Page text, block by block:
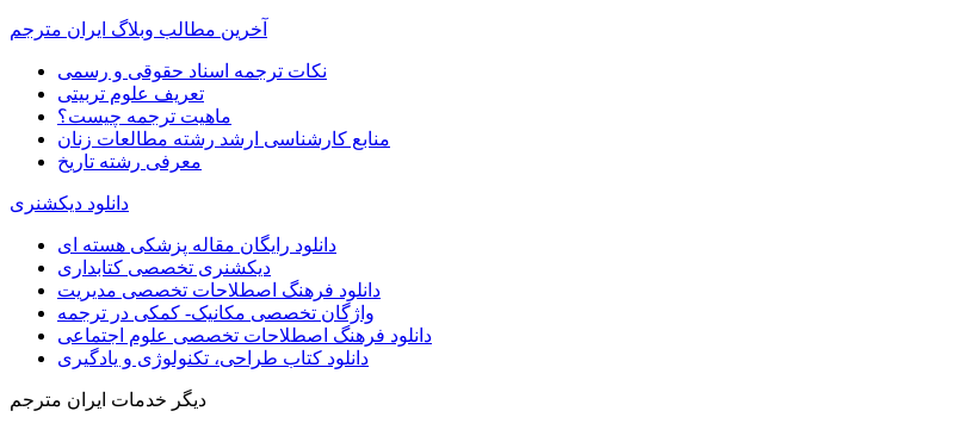
آخرین مطالب وبلاگ ایران مترجم
نکات ترجمه اسناد حقوقی و رسمی
تعریف علوم تربیتی
ماهیت ترجمه چیست؟
منابع کارشناسی ارشد رشته مطالعات زنان
معرفی رشته تاریخ
دانلود دیکشنری
دانلود رایگان مقاله پزشکی هسته ای
دیکشنری تخصصی کتابداری
دانلود فرهنگ اصطلاحات تخصصی مدیریت
واژگان تخصصی مکانیک- کمکی در ترجمه
دانلود فرهنگ اصطلاحات تخصصی علوم اجتماعی
دانلود کتاب طراحی، تکنولوژی و یادگیری
دیگر خدمات ایران مترجم